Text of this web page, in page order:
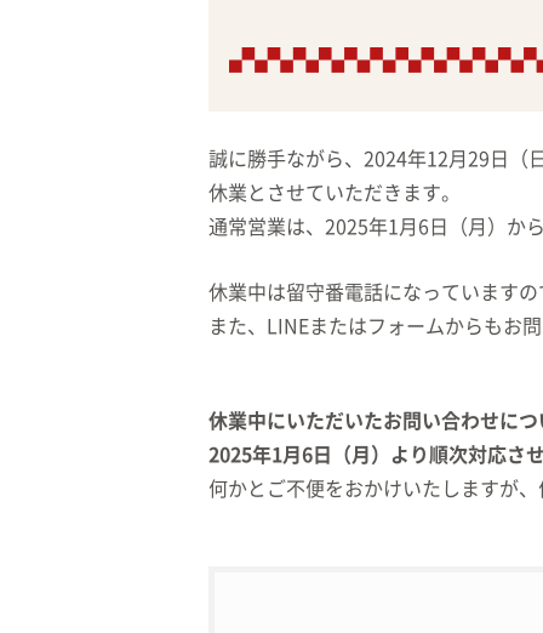
誠に勝手ながら、2024年12月29日（
休業とさせていただきます。
通常営業は、2025年1月6日（月）か
休業中は留守番電話になっています
また、LINEまたはフォームからもお
休業中にいただいたお問い合わせにつ
2025年1月6日（月）より順次対応さ
何かとご不便をおかけいたしますが